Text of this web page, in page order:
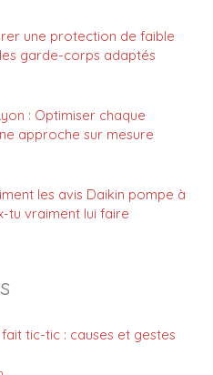
une protection de faible
garde-corps adaptés
: Optimiser chaque
approche sur mesure
les avis Daikin pompe à
tu vraiment lui faire
tic-tic : causes et gestes